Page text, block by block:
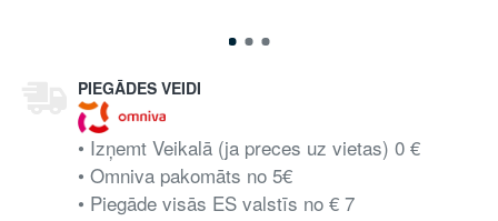
PIEGĀDES VEIDI
• Izņemt Veikalā (ja preces uz vietas) 0 €
• Omniva pakomāts no 5€
• Piegāde visās ES valstīs no € 7